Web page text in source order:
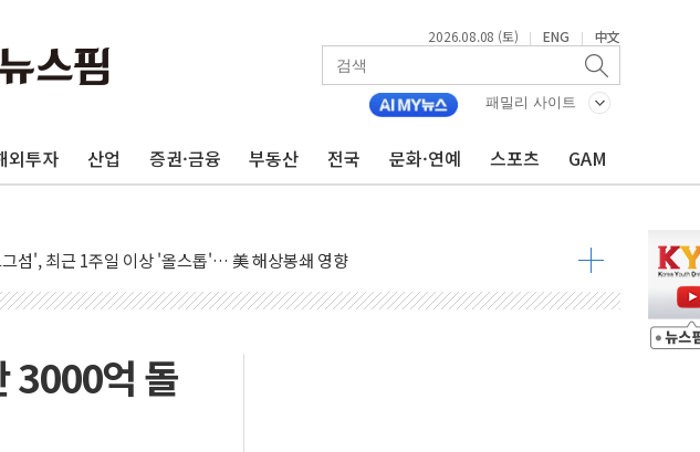
2026.08.08 (토) | ENG | 中文
패밀리 사이트
외투자 산업 증권·금융 부동산 전국 문화·연예 스포츠 GAM
진에 연준 금리 인상 가능성 낮아지며 상승… STOXX 600 지수는 나흘 연속 최고치
동방위협정' 체결… 이스라엘·이란 위협에 맞설 자체 억지력 강화
령 검토…"이르면 다음 주"
섬', 최근 1주일 이상 '올스톱'… 美 해상봉쇄 영향
등…시장은 "또 개입했나" 촉각
에 금리 인상 우려 후퇴…나스닥 선물 1%대 상승
감소 '쇼크'…9월 금리 인상 기대 후퇴
3000억 돌